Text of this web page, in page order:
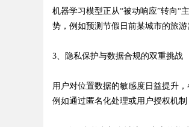
机器学习模型正从“被动响应”转向“
势，例如预测节假日前某城市的旅
3、隐私保护与数据合规的双重挑战
用户对位置数据的敏感度日益提升
例如通过匿名化处理或用户授权机